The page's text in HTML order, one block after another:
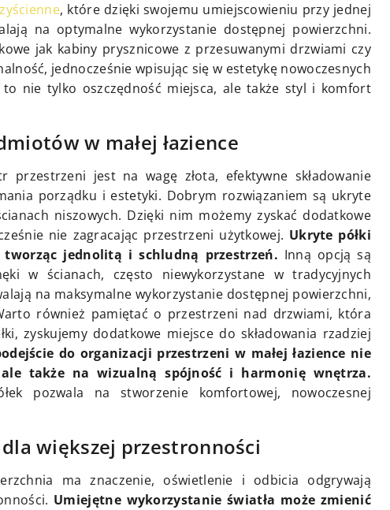
, które dzięki swojemu umiejscowieniu przy jednej
na optymalne wykorzystanie dostępnej powierzchni.
jak kabiny prysznicowe z przesuwanymi drzwiami czy
jednocześnie wpisując się w estetykę nowoczesnych
nie tylko oszczędność miejsca, ale także styl i komfort
w małej łazience
przestrzeni jest na wagę złota, efektywne składowanie
porządku i estetyki. Dobrym rozwiązaniem są ukryte
niszowych. Dzięki nim możemy zyskać dodatkowe
nie zagracając przestrzeni użytkowej. Ukryte półki
jednolitą i schludną przestrzeń. Inną opcją są
w ścianach, często niewykorzystane w tradycyjnych
na maksymalne wykorzystanie dostępnej powierzchni,
również pamiętać o przestrzeni nad drzwiami, która
zyskujemy dodatkowe miejsce do składowania rzadziej
do organizacji przestrzeni w małej łazience nie
także na wizualną spójność i harmonię wnętrza.
pozwala na stworzenie komfortowej, nowoczesnej
większej przestronności
ma znaczenie, oświetlenie i odbicia odgrywają
Umiejętne wykorzystanie światła może zmienić